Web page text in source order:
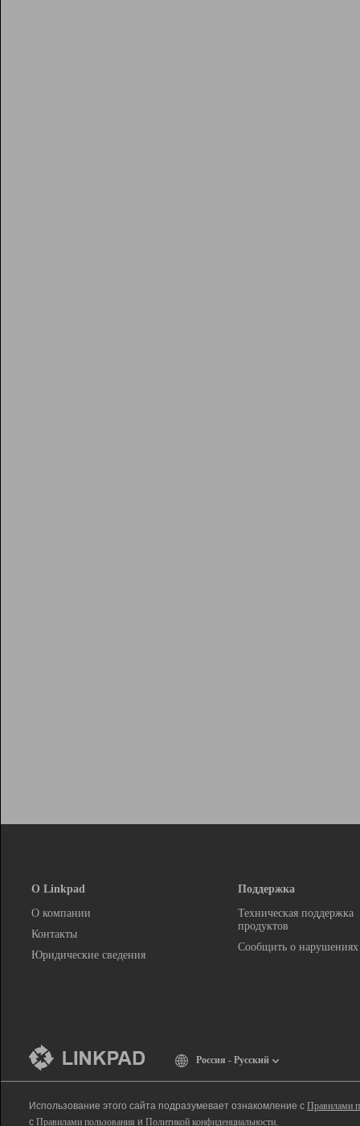
О Linkpad
О компании
Контакты
Юридические сведения
Поддержка
Техническая поддержка
продуктов
Сообщить о нарушениях
Россия - Русский
Использование этого сайта подразумевает ознакомление с Правилами
с Правилами пользования и Политикой конфиденциальности.